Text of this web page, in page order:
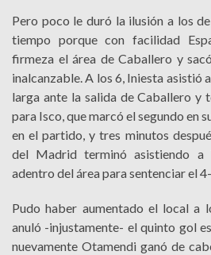
Pero poco le duró la ilusión a los
tiempo porque con facilidad
firmeza el área de Caballero y
inalcanzable. A los 6, Iniesta asistió
larga ante la salida de Caballero y
para Isco, que marcó el segundo en
en el partido, y tres minutos
del Madrid terminó asistiendo a
adentro del área para sentenciar el
Pudo haber aumentado el local
anuló -injustamente- el quinto gol
nuevamente Otamendi ganó de